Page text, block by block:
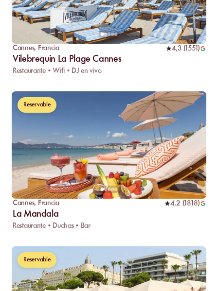
Cannes, Francia 4,3(1551 )
Vilebrequin La Plage Cannes
Restaurante • Wifi • DJ en vivo
Reservable
Cannes, Francia 4,2 (1818)
La Mandala
Restaurante • Duchas • Bar
Reservable